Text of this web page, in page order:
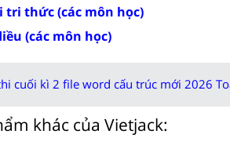
tri thức (các môn học)
(các môn học)
cuối kì 2 file word cấu trúc mới 2026
khác của Vietjack: